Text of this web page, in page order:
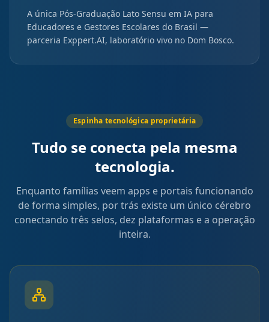
A única Pós-Graduação Lato Sensu em IA para
Educadores e Gestores Escolares do Brasil —
parceria Exppert.AI, laboratório vivo no Dom Bosco.
Espinha tecnológica proprietária
Tudo se conecta pela mesma
tecnologia.
Enquanto famílias veem apps e portais funcionando
de forma simples, por trás existe um único cérebro
conectando três selos, dez plataformas e a operação
inteira.